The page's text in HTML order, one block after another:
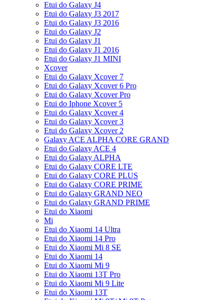
Etui do Galaxy J4
Etui do Galaxy J3 2017
Etui do Galaxy J3 2016
Etui do Galaxy J2
Etui do Galaxy J1
Etui do Galaxy J1 2016
Etui do Galaxy J1 MINI
Xcover
Etui do Galaxy Xcover 7
Etui do Galaxy Xcover 6 Pro
Etui do Galaxy Xcover Pro
Etui do Iphone Xcover 5
Etui do Galaxy Xcover 4
Etui do Galaxy Xcover 3
Etui do Galaxy Xcover 2
Galaxy ACE ALPHA CORE GRAND
Etui do Galaxy ACE 4
Etui do Galaxy ALPHA
Etui do Galaxy CORE LTE
Etui do Galaxy CORE PLUS
Etui do Galaxy CORE PRIME
Etui do Galaxy GRAND NEO
Etui do Galaxy GRAND PRIME
Etui do Xiaomi
Mi
Etui do Xiaomi 14 Ultra
Etui do Xiaomi 14 Pro
Etui do Xiaomi Mi 8 SE
Etui do Xiaomi 14
Etui do Xiaomi Mi 9
Etui do Xiaomi 13T Pro
Etui do Xiaomi Mi 9 Lite
Etui do Xiaomi 13T